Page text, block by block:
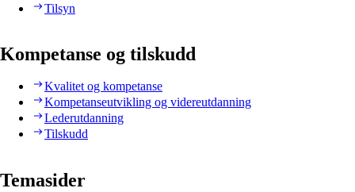
Tilsyn
Kompetanse og tilskudd
Kvalitet og kompetanse
Kompetanseutvikling og videreutdanning
Lederutdanning
Tilskudd
Temasider